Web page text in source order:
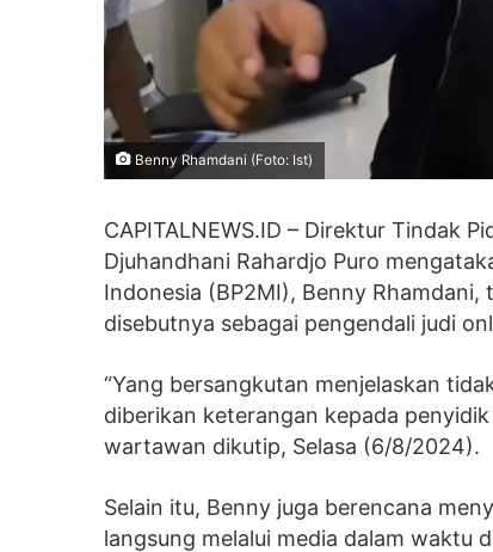
Benny Rhamdani (Foto: Ist)
CAPITALNEWS.ID – Direktur Tindak
Djuhandhani Rahardjo Puro
Indonesia (BP2MI), Benny
disebutnya sebagai pengendali judi
“Yang bersangkutan menjelaskan
diberikan keterangan kepada
wartawan dikutip, Selasa (6/8/2024).
Selain itu, Benny juga berencana
langsung melalui media dalam waktu